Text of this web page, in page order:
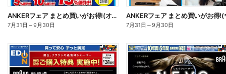
ANKERフェア まとめ買いがお得!(オモテ)
7月31日 ～9月30日 7月31日 ～9月30日